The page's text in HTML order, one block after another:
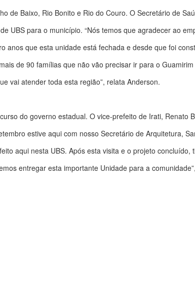
de Baixo, Rio Bonito e Rio do Couro. O Secretário de
UBS para o município. “Nós temos que agradecer ao
anos que esta unidade está fechada e desde que foi
de 90 famílias que não vão precisar ir para o
vai atender toda esta região”, relata Anderson.
do governo estadual. O vice-prefeito de Irati, Renato
estive aqui com nosso Secretário de Arquitetura,
aqui nesta UBS. Após esta visita e o projeto concluído,
entregar esta importante Unidade para a